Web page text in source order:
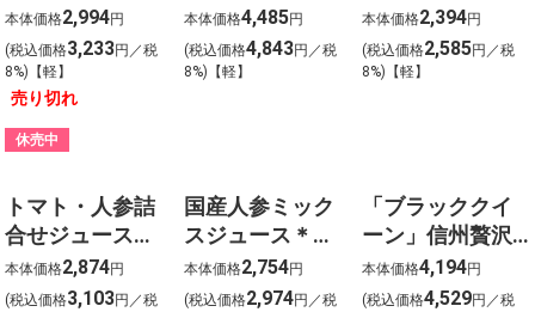
(食塩無添加)
本体価格2,994円
(税込価格3,233円／税
8%)【軽】
売り切れ
休売中
(食塩無添加)（濃
縮還元）
本体価格4,485円
(税込価格4,843円／税
8%)【軽】
本(食塩無添加)
本体価格2,394円
(税込価格2,585円／税
8%)【軽】
トマト・人参詰
合せジュース
750ml×6本
本体価格2,874円
(税込価格3,103円／税
国産人参ミック
スジュース＊
750ml×6本
本体価格2,754円
(税込価格2,974円／税
「ブラッククイ
ーン」信州贅沢
搾りジュース
500ml×6本
本体価格4,194円
(税込価格4,529円／税